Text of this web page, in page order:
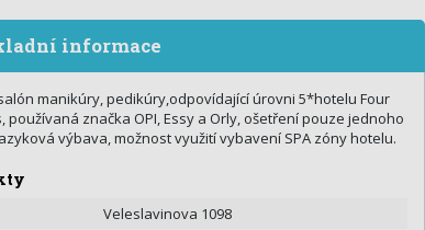
informace
manikúry, pedikúry,odpovídající úrovni 5*hotelu Four
používaná značka OPI, Essy a Orly, ošetření pouze jednoho
výbava, možnost využití vybavení SPA zóny hotelu.
Veleslavinova 1098